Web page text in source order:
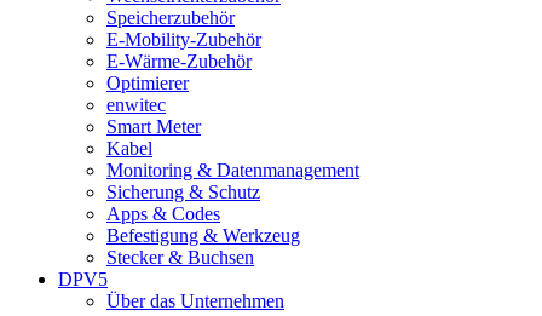
Speicherzubehör
E-Mobility-Zubehör
E-Wärme-Zubehör
Optimierer
enwitec
Smart Meter
Kabel
Monitoring & Datenmanagement
Sicherung & Schutz
Apps & Codes
Befestigung & Werkzeug
Stecker & Buchsen
DPV5
Über das Unternehmen